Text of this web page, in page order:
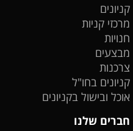
קניונים
מרכזי קניות
חנויות
מבצעים
צרכנות
קניונים בחו"ל
אוכל ובישול בקניונים
חברים שלנו